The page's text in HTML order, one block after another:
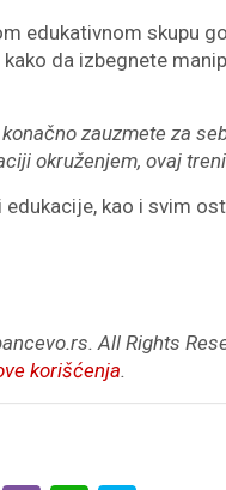
edukativnom skupu
da izbegnete
zauzmete za
okruženjem, ovaj
kao i svim
All Rights
korišćenja.